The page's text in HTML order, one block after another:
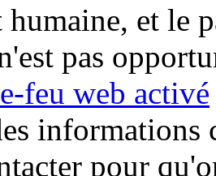
et le
pas
feu web activé
informations
pour